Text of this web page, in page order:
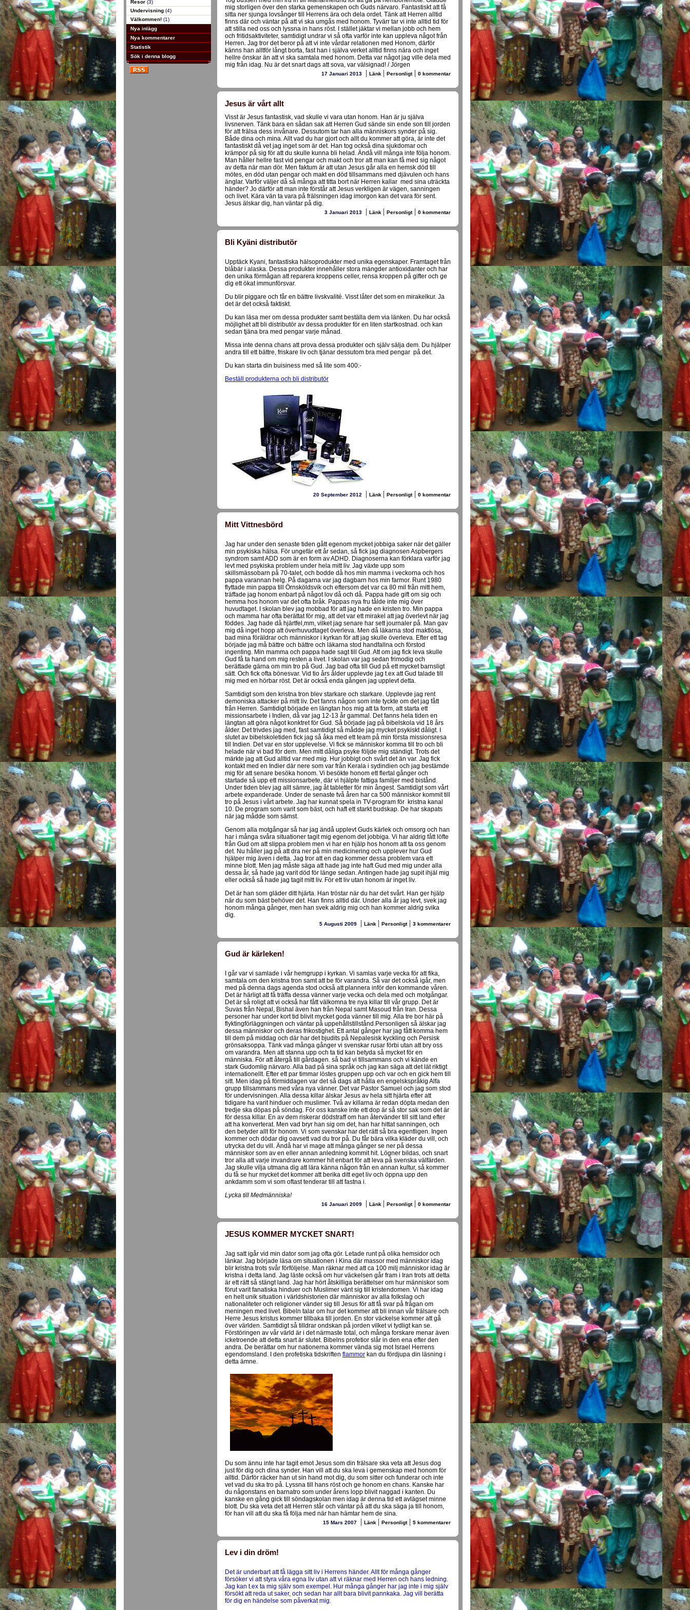
Resor (3)
Undervisning (4)
Välkommen! (1)
Nya inlägg
Nya kommentarer
Statistik
Sök i denna blogg
mig storligen över den starka gemenskapen och Guds närvaro. Fantastiskt att få
sitta ner sjunga lovsånger till Herrens ära och dela ordet. Tänk att Herren alltid
finns där och väntar på att vi ska umgås med honom. Tyvärr tar vi inte alltid tid för
att stilla ned oss och lyssna in hans röst. I stället jäktar vi mellan jobb och hem
och fritidsaktiviteter, samtidigt undrar vi så ofta varför inte kan uppleva något från
Herren. Jag tror det beror på att vi inte vårdar relationen med Honom, därför
känns han alltför långt borta, fast han i själva verket alltid finns nära och inget
hellre önskar än att vi ska samtala med honom. Detta var något jag ville dela med
mig från idag. Nu är det snart dags att sova, var välsignad! / Jörgen
17 Januari 2013 | Länk | Personligt| 0 kommentar
Jesus är vårt allt
Visst är Jesus fantastisk, vad skulle vi vara utan honom. Han är ju själva
livsnerven. Tänk bara en sådan sak att Herren Gud sände sin ende son till jorden
för att frälsa dess invånare. Dessutom tar han alla människors synder på sig.
Både dina och mina. Allt vad du har gjort och allt du kommer att göra, är inte det
fantastiskt då vet jag inget som är det. Han tog också dina sjukdomar och
krämpor på sig för att du skulle kunna bli helad. Ändå vill många inte följa honom.
Man håller hellre fast vid pengar och makt och tror att man kan få med sig något
av detta när man dör. Men faktum är att utan Jesus går alla en hemsk död till
mötes, en död utan pengar och makt en död tillsammans med djävulen och hans
änglar. Varför väljer då så många att titta bort när Herren kallar med sina uträckta
händer? Jo därför att man inte förstår att Jesus verkligen är vägen, sanningen
och livet. Kära vän ta vara på frälsningen idag imorgon kan det vara för sent.
Jesus älskar dig, han väntar på dig.
3 Januari 2013 | Länk | Personligt| 0 kommentar
Bli Kyäni distributör
Upptäck Kyani, fantastiska hälsoprodukter med unika egenskaper. Framtaget från
blåbär i alaska. Dessa produkter innehåller stora mängder antioxidanter och har
den unika förmågan att reparera kroppens celler, rensa kroppen på gifter och ge
dig ett ökat immunförsvar.
Du blir piggare och får en bättre livskvalité. Visst låter det som en mirakelkur. Ja
det är det också faktiskt.
Du kan läsa mer om dessa produkter samt beställa dem via länken. Du har också
möjlighet att bli distributör av dessa produkter för en liten startkostnad. och kan
sedan tjäna bra med pengar varje månad.
Missa inte denna chans att prova dessa produkter och själv sälja dem. Du hjälper
andra till ett bättre, friskare liv och tjänar dessutom bra med pengar på det.
Du kan starta din buisiness med så lite som 400:-
Beställ produkterna och bli distributör
20 September 2012 | Länk | Personligt| 0 kommentar
Mitt Vittnesbörd
Jag har under den senaste tiden gått egenom mycket jobbiga saker när det gäller
min psykiska hälsa. För ungefär ett år sedan, så fick jag diagnosen Aspbergers
syndrom samt ADD som är en form av ADHD. Diagnoserna kan förklara varför jag
levt med psykiska problem under hela mitt liv. Jag växte upp som
skillsmässobarn på 70-talet, och bodde då hos min mamma i veckorna och hos
pappa varannan helg. På dagarna var jag dagbarn hos min farmor. Runt 1980
flyttade min pappa till Örnsköldsvik och eftersom det var ca 80 mil från mitt hem,
träffade jag honom enbart på något lov då och då. Pappa hade gift om sig och
hemma hos honom var det ofta bråk. Pappas nya fru tålde inte mig över
huvudtaget. I skolan blev jag mobbad för att jag hade en kristen tro. Min pappa
och mamma har ofta berättat för mig, att det var ett mirakel att jag överlevt när jag
föddes. Jag hade då hjärtfel,mm, vilket jag senare har sett journaler på. Man gav
mig då inget hopp att överhuvudtaget överleva. Men då läkarna stod maktlösa,
bad mina föräldrar och människor i kyrkan för att jag skulle överleva. Efter ett tag
började jag må bättre och bättre och läkarna stod handfallna och förstod
ingenting. Min mamma och pappa hade sagt till Gud. Att om jag fick leva skulle
Gud få ta hand om mig resten a livet. I skolan var jag sedan frimodig och
berättade gärna om min tro på Gud. Jag bad ofta till Gud på ett mycket barnsligt
sätt. Och fick ofta bönesvar. Vid tio års ålder upplevde jag t.ex att Gud talade till
mig med en hörbar röst. Det är också enda gången jag upplevt detta.
Samtidigt som den kristna tron blev starkare och starkare. Upplevde jag rent
demoniska attacker på mitt liv. Det fanns någon som inte tyckte om det jag fått
från Herren. Samtidigt började en längtan hos mig att ta form, att starta ett
missionsarbete i Indien, då var jag 12-13 år gammal. Det fanns hela tiden en
längtan att göra något konktret för Gud. Så började jag på bibelskola vid 18 års
ålder. Det trivdes jag med, fast samtidigt så mådde jag mycket psykiskt dåligt. I
slutet av bibelskoletiden fick jag så åka med ett team på min första missionsresa
till Indien. Det var en stor upplevelse. Vi fick se människor komma till tro och bli
helade när vi bad för dem. Men mitt dåliga psyke följde mig ständigt. Trots det
märkte jag att Gud alltid var med mig. Hur jobbigt och svårt det än var. Jag fick
kontakt med en Indier där nere som var från Kerala i sydindien och jag bestämde
mig för att senare besöka honom. Vi besökte honom ett flertal gånger och
startade så upp ett missionsarbete, där vi hjälpte fattiga familjer med bistånd.
Under tiden blev jag allt sämre, jag åt tabletter för min ångest. Samtidigt som vårt
arbete expanderade. Under de senaste två åren har ca 500 människor kommit till
tro på Jesus i vårt arbete. Jag har kunnat spela in TV-program för kristna kanal
10. De program som varit som bäst, och haft ett starkt budskap. De har skapats
när jag mådde som sämst.
Genom alla motgångar så har jag ändå upplevt Guds kärlek och omsorg och han
har i många svåra situationer tagit mig egenom det jobbiga. Vi har aldrig fått löfte
från Gud om att slippa problem men vi har en hjälp hos honom att ta oss genom
det. Nu håller jag på att dra ner på min medicinering och upplever hur Gud
hjälper mig även i detta. Jag tror att en dag kommer dessa problem vara ett
minne blott. Men jag måste säga att hade jag inte haft Gud med mig under alla
dessa år, så hade jag varit död för länge sedan. Antingen hade jag supit ihjäl mig
eller också så hade jag tagit mitt liv. För ett liv utan honom är inget liv.
Det är han som gläder ditt hjärta. Han tröstar när du har det svårt. Han ger hjälp
när du som bäst behöver det. Han finns alltid där. Under alla år jag levt, svek jag
honom många gånger, men han svek aldrig mig och han kommer aldrig svika
dig.
5 Augusti 2009 | Länk | Personligt| 3 kommentarer
Gud är kärleken!
I går var vi samlade i vår hemgrupp i kyrkan. Vi samlas varje vecka för att fika,
samtala om den kristna tron samt att be för varandra. Så var det också igår, men
med på denna dags agenda stod också att plannera inför den kommande våren.
Det är härligt att få träffa dessa vänner varje vecka och dela med och motgångar.
Det är så roligt att vi också har fått välkomna tre nya killar till vår grupp. Det är
Suvas från Nepal, Bishal även han från Nepal samt Masoud från Iran. Dessa
personer har under kort tid blivit mycket goda vänner till mig. Alla tre bor här på
flyktingförläggningen och väntar på uppehållstillstånd.Personligen så älskar jag
dessa människor och deras frikostighet. Ett antal gånger har jag fått komma hem
till dem på middag och där har det bjudits på Nepalesisk kyckling och Persisk
grönsaksoppa. Tänk vad många gånger vi svenskar rusar förbi utan att bry oss
om varandra. Men att stanna upp och ta tid kan betyda så mycket för en
människa. För att återgå till gårdagen. så bad vi tillsammans och vi kände en
stark Gudomlig närvaro. Alla bad på sina språk och jag kan säga att det lät riktigt
internationellt. Efter ett par timmar löstes gruppen upp och var och en gick hem till
sitt. Men idag på förmiddagen var det så dags att hålla en engelskspråkig Alfa
grupp tillsammans med våra nya vänner. Det var Pastor Samuel och jag som stod
för undervisningen. Alla dessa killar älskar Jesus av hela sitt hjärta efter att
tidigare ha varit hinduer och muslimer. Två av killarna är redan döpta medan den
tredje ska döpas på söndag. För oss kanske inte ett dop är så stor sak som det är
för dessa killar. En av dem riskerar dödstraff om han återvänder till sitt land efter
att ha konverterat. Men vad bryr han sig om det, han har hittat sanningen, och
den betyder allt för honom. Vi som svenskar har det rätt så bra egentligen. Ingen
kommer och dödar dig oavsett vad du tror på. Du får bära vilka kläder du vill, och
utrycka det du vill. Ändå har vi mage att många gånger se ner på dessa
människor som av en eller annan anledning kommit hit. Lögner bildas, och snart
tror alla att varje invandrare kommer hit enbart för att leva på svenska välfärden.
Jag skulle vilja utmana dig att lära känna någon från en annan kultur, så kommer
du få se hur mycket det kommer att berika ditt eget liv och öppna upp den
ankdamm som vi som oftast tenderar till att fastna i.
Lycka till Medmänniska!
16 Januari 2009 | Länk | Personligt| 0 kommentar
JESUS KOMMER MYCKET SNART!
Jag satt igår vid min dator som jag ofta gör. Letade runt på olika hemsidor och
länkar. Jag började läsa om situationen i Kina där massor med människor idag
blir kristna trots svår förföljelse. Man räknar med att ca 100 milj människor idag är
kristna i detta land. Jag läste också om hur väckelsen går fram i Iran trots att detta
är ett rätt så stängt land. Jag har hört åtskilliga berättelser om hur människor som
förut varit fanatiska hinduer och Muslimer vänt sig till kristendomen. Vi har idag
en helt unik situation i världshistorien där människor av alla folkslag och
nationaliteter och religioner vänder sig till Jesus för att få svar på frågan om
meningen med livet. Bibeln talar om hur det kommer att bli innan vår frälsare och
Herre Jesus kristus kommer tillbaka till jorden. En stor väckelse kommer att gå
över världen. Samtidigt så tilldrar ondskan på jorden vilket vi tydligt kan se.
Förstöringen av vår värld är i det närmaste total, och många forskare menar även
icketroende att detta snart är slutet. Bibelns profetior slår in den ena efter den
andra. De berättar om hur nationerna kommer vända sig mot Israel Herrens
egendomsland. I den profetiska tidskriften flammor kan du fördjupa din läsning i
detta ämne.
Du som ännu inte har tagit emot Jesus som din frälsare ska veta att Jesus dog
just för dig och dina synder. Han vill att du ska leva i gemenskap med honom för
alltid. Därför räcker han ut sin hand mot dig, du som sitter och funderar och inte
vet vad du ska tro på. Lyssna till hans röst och ge honom en chans. Kanske har
du någonstans en barnatro som under årens lopp blivit naggad i kanten. Du
kanske en gång gick till söndagskolan men idag är denna tid ett avlägset minne
blott. Du ska veta det att Herren står och väntar på att du ska säga ja till honom,
för han vill att du ska få följa med när han hämtar hem de sina.
15 Mars 2007 | Länk | Personligt| 5 kommentarer
Lev i din dröm!
Det är underbart att få lägga sitt liv i Herrens händer. Allt för många gånger
försöker vi att styra våra egna liv utan att vi räknar med Herren och hans ledning.
Jag kan t.ex ta mig själv som exempel. Hur många gånger har jag inte i mig själv
försökt att reda ut saker, och sedan har allt bara blivit pannkaka. Jag vill berätta
för dig en händelse som påverkat mig.